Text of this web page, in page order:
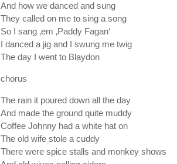
And how we danced and sung
They called on me to sing a song
So I sang ‚em ‚Paddy Fagan‘
I danced a jig and I swung me twig
The day I went to Blaydon
chorus
The rain it poured down all the day
And made the ground quite muddy
Coffee Johnny had a white hat on
The old wife stole a cuddy
There were spice stalls and monkey shows